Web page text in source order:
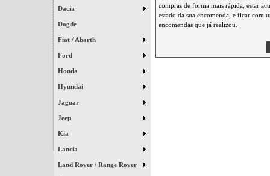
Dacia
Dogde
Fiat / Abarth
Ford
Honda
Hyundai
Jaguar
Jeep
Kia
Lancia
Land Rover / Range Rover
compras de forma mais rápida, estar
estado da sua encomenda, e ficar com
encomendas que já realizou.